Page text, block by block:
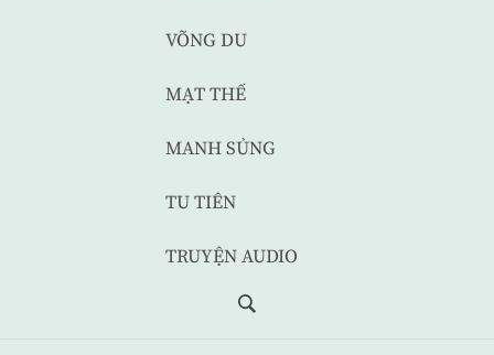
VÕNG DU
MẠT THẾ
MANH SỦNG
TU TIÊN
TRUYỆN AUDIO